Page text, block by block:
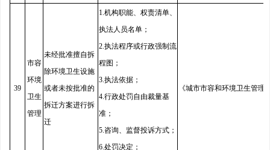
39
市容
环境
卫生
管理
未经批准擅自拆
除环境卫生设施
或者未按批准的
拆迁方案进行拆
迁
1.机构职能、权责清单、
执法人员名单；
2.执法程序或行政强制流
程图；
3.执法依据；
4.行政处罚自由裁量基
准；
5.咨询、监督投诉方式；
6.处罚决定；
《城市市容和环境卫生管理